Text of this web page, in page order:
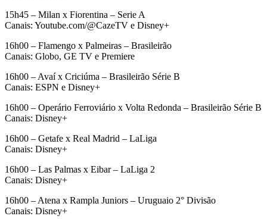
15h45 – Milan x Fiorentina – Serie A
Canais: Youtube.com/@CazeTV e Disney+
16h00 – Flamengo x Palmeiras – Brasileirão
Canais: Globo, GE TV e Premiere
16h00 – Avaí x Criciúma – Brasileirão Série B
Canais: ESPN e Disney+
16h00 – Operário Ferroviário x Volta Redonda – Brasileirão Série B
Canais: Disney+
16h00 – Getafe x Real Madrid – LaLiga
Canais: Disney+
16h00 – Las Palmas x Eibar – LaLiga 2
Canais: Disney+
16h00 – Atena x Rampla Juniors – Uruguaio 2° Divisão
Canais: Disney+